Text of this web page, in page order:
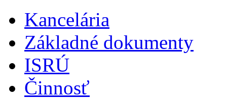
Kancelária
Základné dokumenty
ISRÚ
Činnosť